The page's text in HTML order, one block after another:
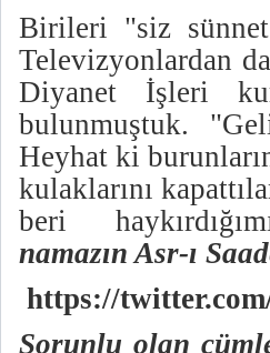
Birileri "siz sünnet
Televizyonlardan
Diyanet İşleri
bulunmuştuk.
Heyhat ki
kulaklarını
beri
namazın Asr-ı
https://
Sorunlu olan